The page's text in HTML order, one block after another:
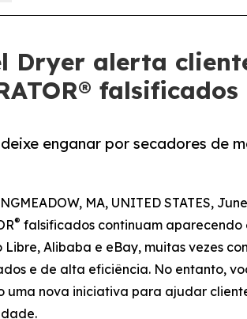
Dryer alerta
falsificados
enganar por secadores de
MA, UNITED STATES,
® falsificados continuam aparecendo
Libre, Alibaba e eBay, muitas vezes
e de alta eficiência. No entanto,
uma nova iniciativa para ajudar